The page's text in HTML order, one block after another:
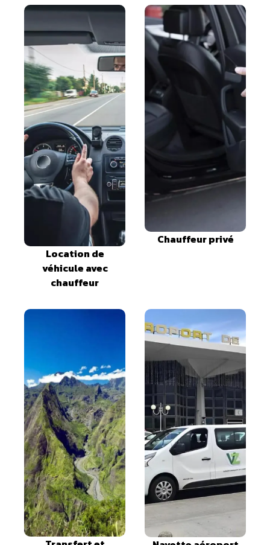
Location de
véhicule avec
chauffeur
Chauffeur privé